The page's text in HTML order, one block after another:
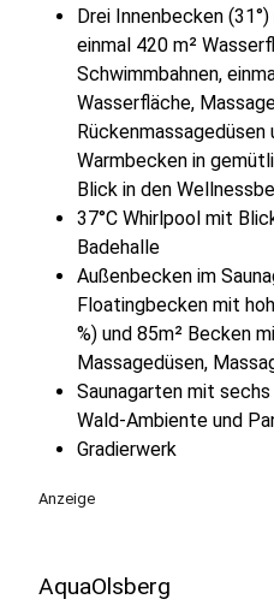
Drei Innenbecken
einmal 420 m²
Schwimmbahnen,
Wasserfläche,
Rückenmassagedüsen
Warmbecken in
Blick in den
37°C Whirlpool mit
Badehalle
Außenbecken im
Floatingbecken mit
%) und 85m² Becken
Massagedüsen,
Saunagarten mit
Wald-Ambiente und
Gradierwerk
Anzeige
AquaOlsberg